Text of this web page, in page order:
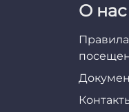
О нас
Правила